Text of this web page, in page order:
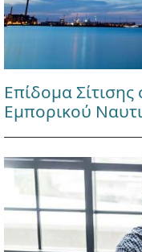
Επίδομα
Εμπορικού